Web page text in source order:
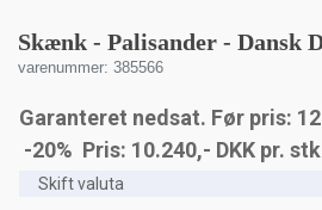
Skænk - Palisander - Dansk
varenummer: 385566
Garanteret nedsat. Før pris:
-20% Pris: 10.240,- DKK pr.